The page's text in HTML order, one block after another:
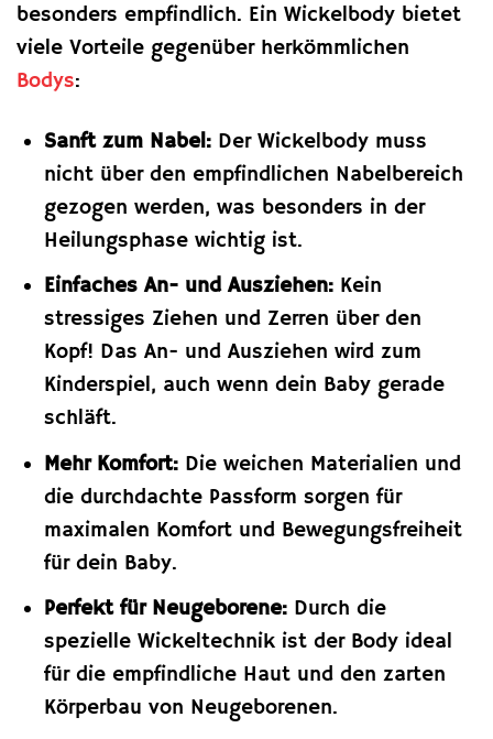
besonders empfindlich. Ein Wickelbody bietet
viele Vorteile gegenüber herkömmlichen
Bodys:
Sanft zum Nabel:Der Wickelbody muss
nicht über den empfindlichen Nabelbereich
gezogen werden, was besonders in der
Heilungsphase wichtig ist.
Einfaches An- und Ausziehen:Kein
stressiges Ziehen und Zerren über den
Kopf! Das An- und Ausziehen wird zum
Kinderspiel, auch wenn dein Baby gerade
schläft.
Mehr Komfort:Die weichen Materialien und
die durchdachte Passform sorgen für
maximalen Komfort und Bewegungsfreiheit
für dein Baby.
Perfekt für Neugeborene:Durch die
spezielle Wickeltechnik ist der Body ideal
für die empfindliche Haut und den zarten
Körperbau von Neugeborenen.